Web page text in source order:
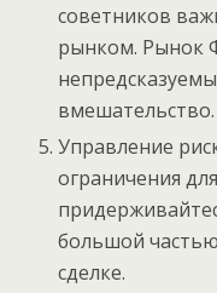
советников
рынком. Рынок
вмешательство.
Управление
ограничения
большой
сделке.